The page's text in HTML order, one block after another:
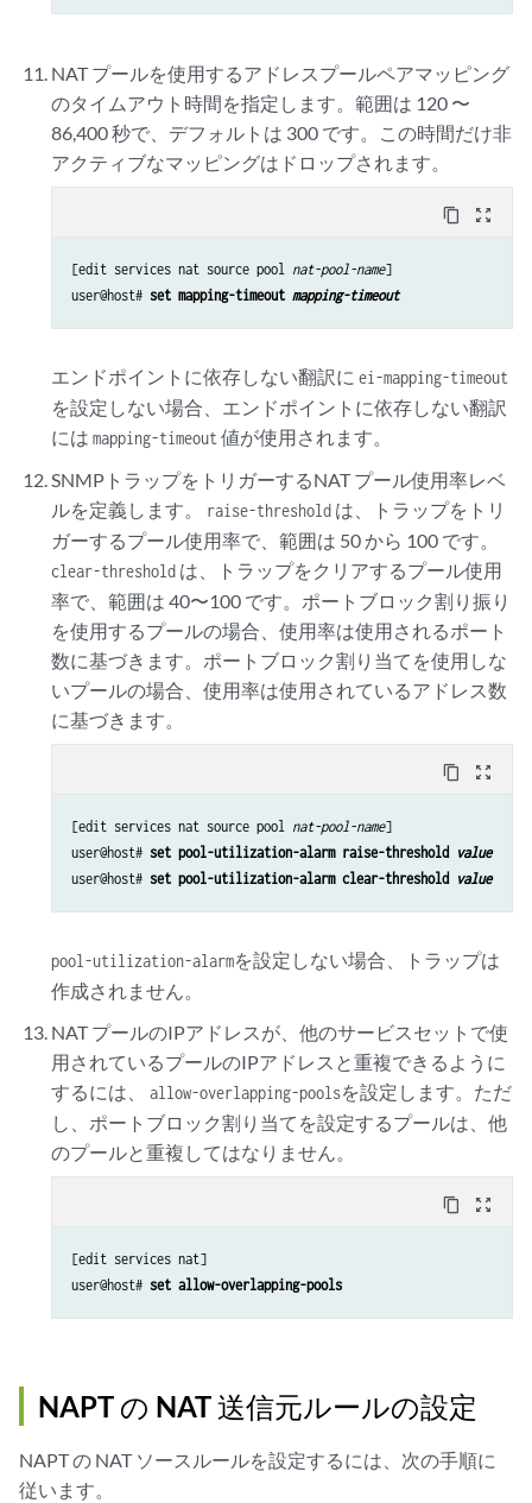
NAT プールを使用するアドレスプールペアマッピング
のタイムアウト時間を指定します。範囲は 120 〜
86,400 秒で、デフォルトは 300 です。この時間だけ非
アクティブなマッピングはドロップされます。
content_copy zoom_out_map
[edit services nat source pool nat-pool-name]
user@host# set mapping-timeout mapping-timeout
エンドポイントに依存しない翻訳にei-mapping-timeout
を設定しない場合、エンドポイントに依存しない翻訳
にはmapping-timeout値が使用されます。
SNMPトラップをトリガーするNAT プール使用率レベ
ルを定義します。 raise-threshold は、トラップをトリ
ガーするプール使用率で、範囲は 50 から 100 です。
clear-threshold は、トラップをクリアするプール使用
率で、範囲は 40〜100 です。ポートブロック割り振り
を使用するプールの場合、使用率は使用されるポート
数に基づきます。ポートブロック割り当てを使用しな
いプールの場合、使用率は使用されているアドレス数
に基づきます。
content_copy zoom_out_map
[edit services nat source pool nat-pool-name]
user@host# set pool-utilization-alarm raise-threshold value
user@host# set pool-utilization-alarm clear-threshold value
pool-utilization-alarmを設定しない場合、トラップは
作成されません。
NAT プールのIPアドレスが、他のサービスセットで使
用されているプールのIPアドレスと重複できるように
するには、allow-overlapping-poolsを設定します。ただ
し、ポートブロック割り当てを設定するプールは、他
のプールと重複してはなりません。
content_copy zoom_out_map
[edit services nat]
user@host# set allow-overlapping-pools
NAPT の NAT 送信元ルールの設定
NAPT の NAT ソースルールを設定するには、次の手順に
従います。